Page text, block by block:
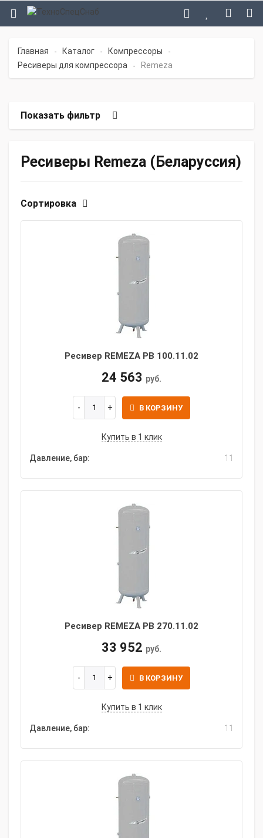
Главная - Каталог - Компрессоры -
Ресиверы для компрессора - Remeza
Показать фильтр
Ресиверы Remeza (Беларуссия)
Сортировка
Ресивер REMEZA РВ 100.11.02
24 563 руб.
В КОРЗИНУ
Купить в 1 клик
Давление, бар: 11
Ресивер REMEZA РВ 270.11.02
33 952 руб.
В КОРЗИНУ
Купить в 1 клик
Давление, бар: 11